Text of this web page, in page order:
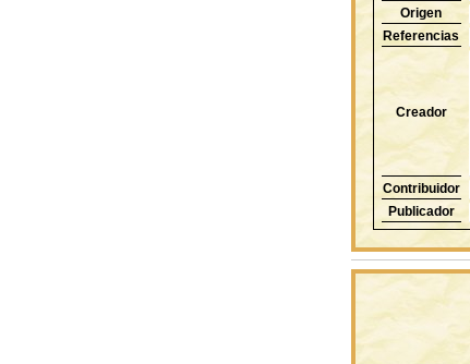
Origen
Referencias
Creador
Contribuidor
Publicador